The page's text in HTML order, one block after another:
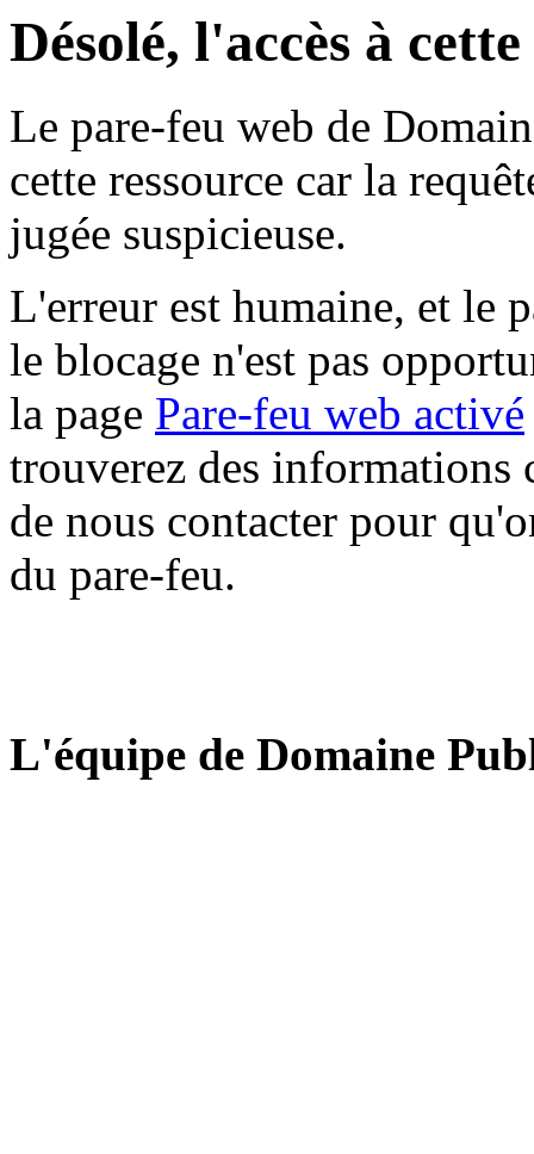
Désolé, l'accès à
Le pare-feu web de
cette ressource car la
jugée suspicieuse.
L'erreur est humaine, et le
le blocage n'est pas
la page Pare-feu web activé
trouverez des informations
de nous contacter pour
du pare-feu.
L'équipe de Domaine